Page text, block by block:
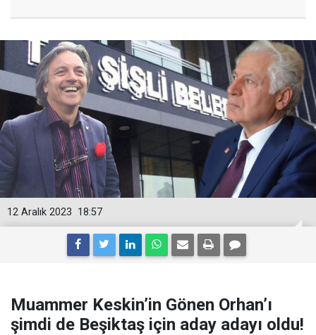
18:57
12 Aralık 2023
Muammer Keskin’in Gönen Orhan’ı
şimdi de Beşiktaş için aday adayı oldu!